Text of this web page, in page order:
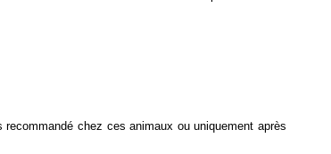
chez ces animaux ou uniquement après